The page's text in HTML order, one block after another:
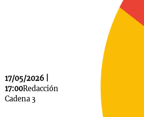
17/05/2026 |
17:00Redacción
Cadena 3
Mundial 2026